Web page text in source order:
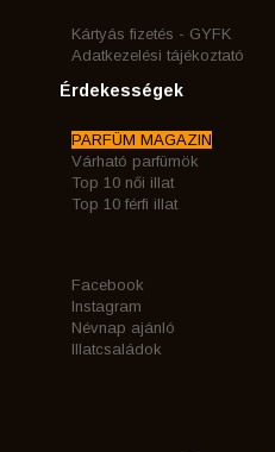
Kártyás fizetés - GYFK
Adatkezelési tájékoztató
Érdekességek
PARFÜM MAGAZIN
Várható parfümök
Top 10 női illat
Top 10 férfi illat
Facebook
Instagram
Névnap ajánló
Illatcsaládok